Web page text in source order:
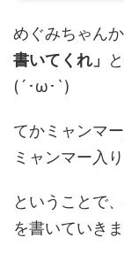
めぐみちゃん
書いてくれ」
(´･ω･`)
てかミャンマ
ミャンマー入
ということで
を書いていき